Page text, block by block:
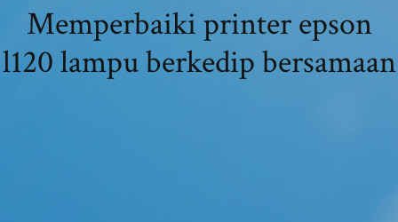
Memperbaiki printer epson
l120 lampu berkedip bersamaan